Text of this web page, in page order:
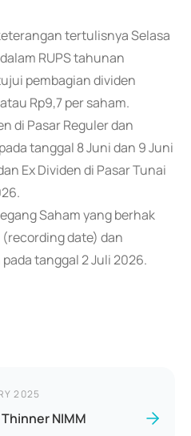
tertulisnya Selasa
RUPS tahunan
pembagian dividen
Rp9,7 per saham.
di Pasar Reguler dan
tanggal 8 Juni dan 9 Juni
Ex Dividen di Pasar Tunai
Saham yang berhak
(recording date) dan
tanggal 2 Juli 2026.
2025
NIMM